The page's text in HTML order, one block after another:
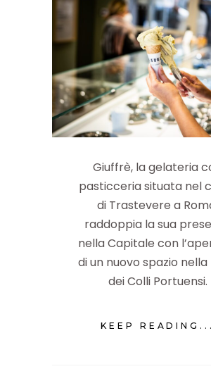
Giuffrè, la gelateria
pasticceria situata nel
di Trastevere a
raddoppia la sua
nella Capitale con
di un nuovo spazio nella
dei Colli Portuensi.
KEEP READING...